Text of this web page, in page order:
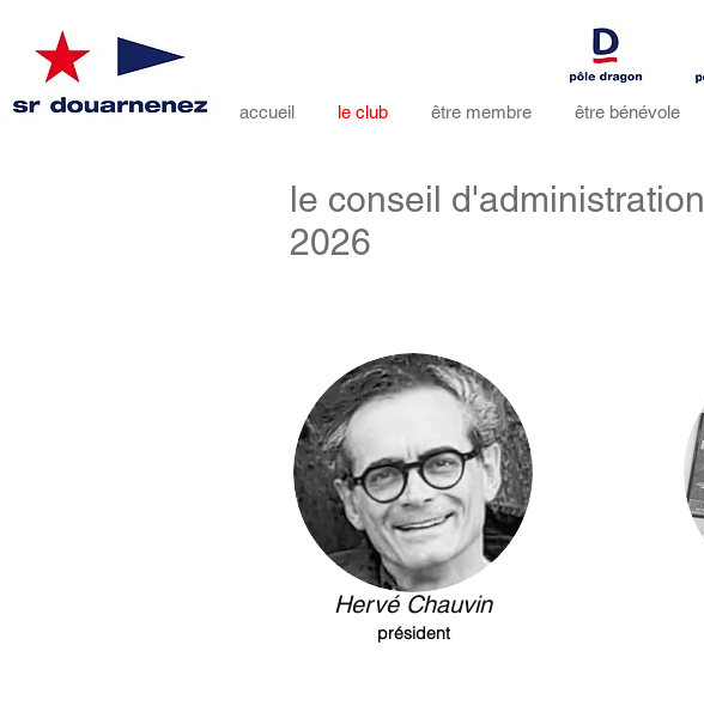
accueil le club être membre être bénévole
le conseil d'administration
2026
Hervé Chauvin
président